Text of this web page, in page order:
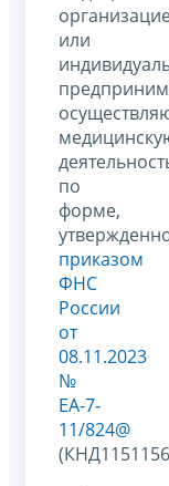
или
по
форме,
приказом
ФНС
России
от
08.11.2023
№
ЕА-7-
11/824@